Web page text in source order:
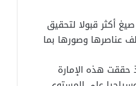
أكثر قبولا لتحقيق
عناصرها وصورها بما
حققت هذه الإمارة